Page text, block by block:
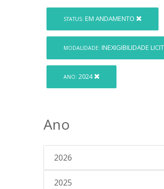
STATUS: EM ANDAMENTO
MODALIDADE: INEXIGIBILIDADE
ANO: 2024
Ano
2026
2025